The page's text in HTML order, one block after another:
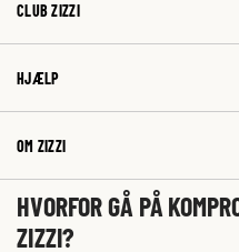
CLUB ZIZZI
HJÆLP
OM ZIZZI
HVORFOR GÅ PÅ
ZIZZI?